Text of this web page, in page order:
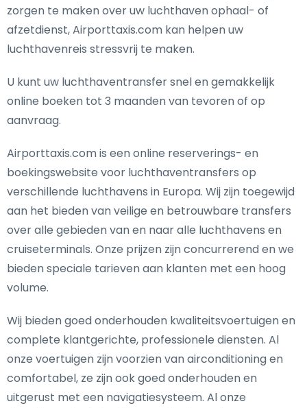
zorgen te maken over uw luchthaven ophaal- of
afzetdienst, Airporttaxis.com kan helpen uw
luchthavenreis stressvrij te maken.
U kunt uw luchthaventransfer snel en gemakkelijk
online boeken tot 3 maanden van tevoren of op
aanvraag.
Airporttaxis.com is een online reserverings- en
boekingswebsite voor luchthaventransfers op
verschillende luchthavens in Europa. Wij zijn toegewijd
aan het bieden van veilige en betrouwbare transfers
over alle gebieden van en naar alle luchthavens en
cruiseterminals. Onze prijzen zijn concurrerend en we
bieden speciale tarieven aan klanten met een hoog
volume.
Wij bieden goed onderhouden kwaliteitsvoertuigen en
complete klantgerichte, professionele diensten. Al
onze voertuigen zijn voorzien van airconditioning en
comfortabel, ze zijn ook goed onderhouden en
uitgerust met een navigatiesysteem. Al onze